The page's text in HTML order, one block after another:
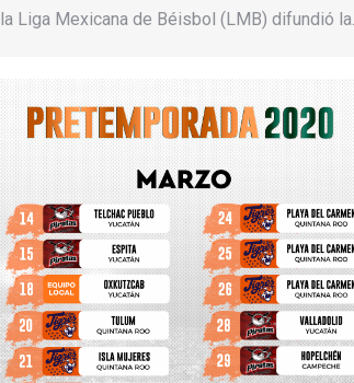
la Liga Mexicana de Béisbol (LMB) difundió la…